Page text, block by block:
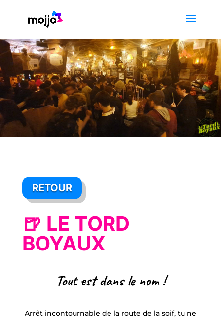
RETOUR
🍺 LE TORD
BOYAUX
Tout est dans le nom !
Arrêt incontournable de la route de la soif, tu ne